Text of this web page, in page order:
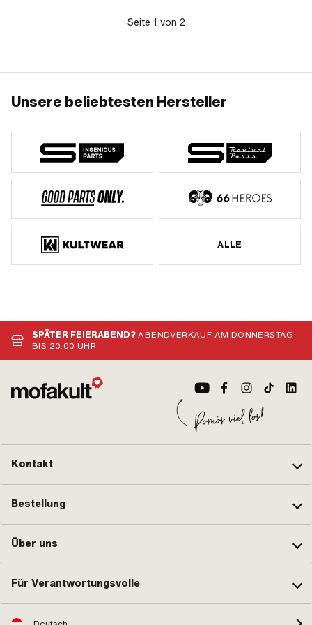
Seite 1 von 2
Unsere beliebtesten Hersteller
ALLE
SPÄTER FEIERABEND?ABENDVERKAUF AM DONNERSTAG
BIS 20:00 UHR
Kontakt
Bestellung
Über uns
Für Verantwortungsvolle